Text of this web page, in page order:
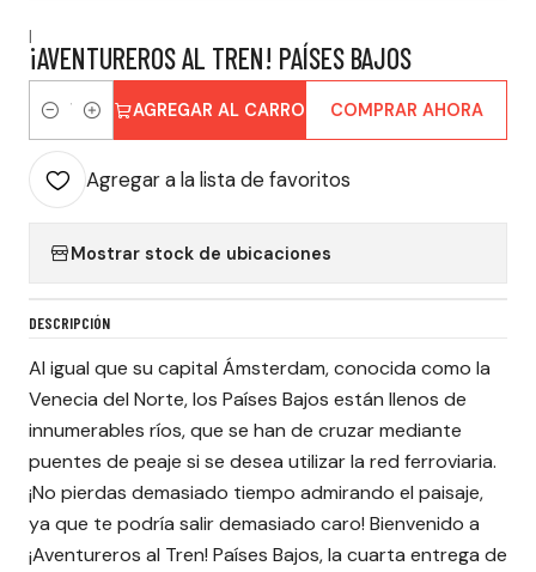
|
¡AVENTUREROS AL TREN! PAÍSES BAJOS
Cantidad
AGREGAR AL CARRO COMPRAR AHORA
Agregar a la lista de favoritos
Mostrar stock de ubicaciones
DESCRIPCIÓN
Al igual que su capital Ámsterdam, conocida como la
Venecia del Norte, los Países Bajos están llenos de
innumerables ríos, que se han de cruzar mediante
puentes de peaje si se desea utilizar la red ferroviaria.
¡No pierdas demasiado tiempo admirando el paisaje,
ya que te podría salir demasiado caro! Bienvenido a
¡Aventureros al Tren! Países Bajos, la cuarta entrega de